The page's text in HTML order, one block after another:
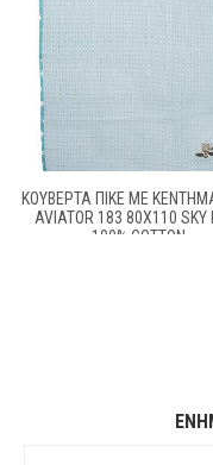
ΚΟΥΒΈΡΤΑ ΠΙΚΈ ΜΕ
AVIATOR 183 80X110 SKY
100% COTTON